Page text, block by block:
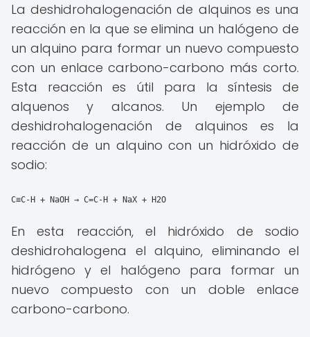
La deshidrohalogenación de alquinos es una
reacción en la que se elimina un halógeno de
un alquino para formar un nuevo compuesto
con un enlace carbono-carbono más corto.
Esta reacción es útil para la síntesis de
alquenos y alcanos. Un ejemplo de
deshidrohalogenación de alquinos es la
reacción de un alquino con un hidróxido de
sodio:
C≡C-H + NaOH → C=C-H + NaX + H2O
En esta reacción, el hidróxido de sodio
deshidrohalogena el alquino, eliminando el
hidrógeno y el halógeno para formar un
nuevo compuesto con un doble enlace
carbono-carbono.